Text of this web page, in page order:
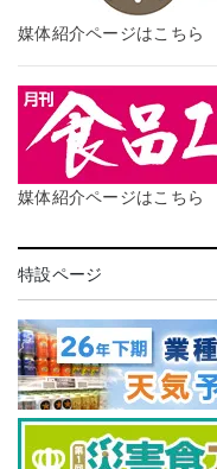
媒体紹介ページはこちら
媒体紹介ページはこちら
特設ページ